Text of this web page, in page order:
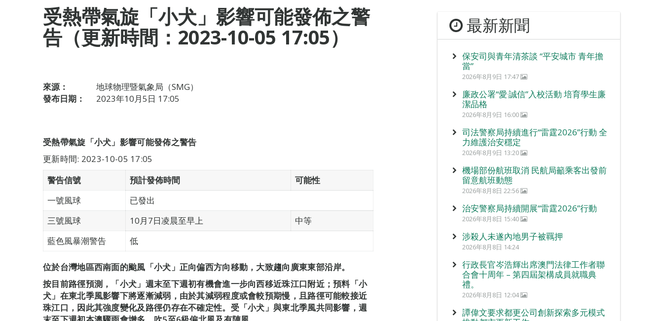
受熱帶氣旋「小犬」影響可能發佈之警
告（更新時間：2023-10-05 17:05）
來源：
地球物理暨氣象局（SMG）
發布日期：
2023年10月5日 17:05
受熱帶氣旋「小犬」影響可能發佈之警告
更新時間: 2023-10-05 17:05
警告信號
預計發佈時間
可能性
一號風球
已發出
三號風球
10月7日凌晨至早上
中等
藍色風暴潮警告
低
位於台灣地區西南面的颱風「小犬」正向偏西方向移動，大致趨向廣東東部沿岸。
按目前路徑預測，「小犬」週末至下週初有機會進一步向西移近珠江口附近；預料「小
犬」在東北季風影響下將逐漸減弱，由於其減弱程度或會較預期慢，且路徑可能較接近
珠江口，因此其強度變化及路徑仍存在不確定性。受「小犬」與東北季風共同影響，週
最新新聞
保安司與青年清茶談 “平安城市 青年擔
當”
2026年8月9日 17:47
廉政公署“愛‧誠信”入校活動 培育學生廉
潔品格
2026年8月9日 16:00
司法警察局持續進行“雷霆2026”行動 全
力維護治安穩定
2026年8月9日 13:20
機場部份航班取消 民航局籲乘客出發前
留意航班動態
2026年8月8日 22:56
治安警察局持續開展“雷霆2026”行動
2026年8月8日 15:40
涉殺人未遂內地男子被羈押
2026年8月8日 14:24
行政長官岑浩輝出席澳門法律工作者聯
合會十周年 – 第四屆架構成員就職典
禮。
2026年8月8日 12:04
譚偉文要求都更公司創新探索多元模式